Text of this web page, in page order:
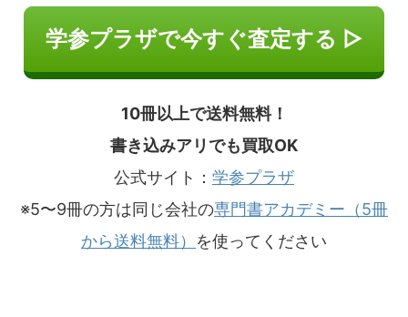
学参プラザで今すぐ査定する ▷
10冊以上で送料無料！
書き込みアリでも買取OK
公式サイト： 学参プラザ
※5〜9冊の方は同じ会社の専門書アカデミー（5冊
から送料無料） を使ってください